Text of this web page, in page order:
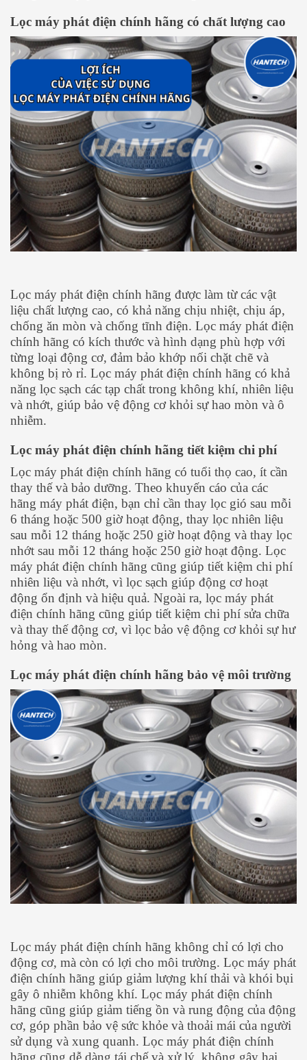
Lọc máy phát điện chính hãng có chất lượng cao
Lọc máy phát điện chính hãng được làm từ các vật
liệu chất lượng cao, có khả năng chịu nhiệt, chịu áp,
chống ăn mòn và chống tĩnh điện. Lọc máy phát điện
chính hãng có kích thước và hình dạng phù hợp với
từng loại động cơ, đảm bảo khớp nối chặt chẽ và
không bị rò rỉ. Lọc máy phát điện chính hãng có khả
năng lọc sạch các tạp chất trong không khí, nhiên liệu
và nhớt, giúp bảo vệ động cơ khỏi sự hao mòn và ô
nhiễm.
Lọc máy phát điện chính hãng tiết kiệm chi phí
Lọc máy phát điện chính hãng có tuổi thọ cao, ít cần
thay thế và bảo dưỡng. Theo khuyến cáo của các
hãng máy phát điện, bạn chỉ cần thay lọc gió sau mỗi
6 tháng hoặc 500 giờ hoạt động, thay lọc nhiên liệu
sau mỗi 12 tháng hoặc 250 giờ hoạt động và thay lọc
nhớt sau mỗi 12 tháng hoặc 250 giờ hoạt động. Lọc
máy phát điện chính hãng cũng giúp tiết kiệm chi phí
nhiên liệu và nhớt, vì lọc sạch giúp động cơ hoạt
động ổn định và hiệu quả. Ngoài ra, lọc máy phát
điện chính hãng cũng giúp tiết kiệm chi phí sửa chữa
và thay thế động cơ, vì lọc bảo vệ động cơ khỏi sự hư
hỏng và hao mòn.
Lọc máy phát điện chính hãng bảo vệ môi trường
Lọc máy phát điện chính hãng không chỉ có lợi cho
động cơ, mà còn có lợi cho môi trường. Lọc máy phát
điện chính hãng giúp giảm lượng khí thải và khói bụi
gây ô nhiễm không khí. Lọc máy phát điện chính
hãng cũng giúp giảm tiếng ồn và rung động của động
cơ, góp phần bảo vệ sức khỏe và thoải mái của người
sử dụng và xung quanh. Lọc máy phát điện chính
hãng cũng dễ dàng tái chế và xử lý, không gây hại